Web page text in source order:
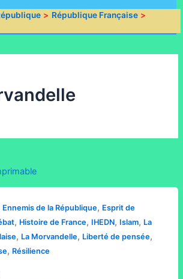
République Française
Ennemis de la République, Esprit de
, Histoire de France, IHEDN, Islam, La
, La Morvandelle, Liberté de pensée,
, Résilience